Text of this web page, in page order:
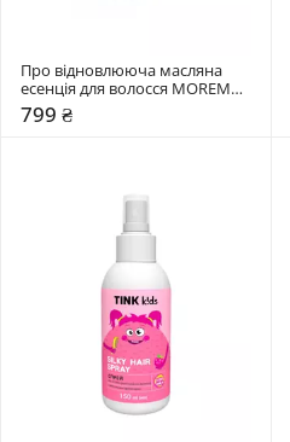
Про відновлююча масляна
есенція для волосся MOREMO
80 мл
799 ₴